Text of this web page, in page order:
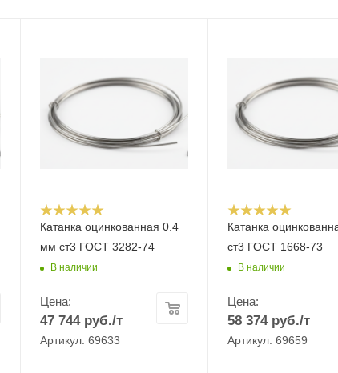
Катанка оцинкованная 0.4
мм ст3 ГОСТ 3282-74
В наличии
Цена:
47 744руб./т
Артикул: 69633
Катанка
ст3 ГОСТ 1668-73
В наличии
Цена:
58 374руб./т
Артикул: 69659